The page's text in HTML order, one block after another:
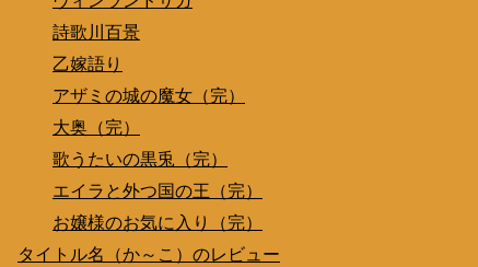
詩歌川百景
乙嫁語り
アザミの城の魔女（完）
大奥（完）
歌うたいの黒兎（完）
エイラと外つ国の王（完）
お嬢様のお気に入り（完）
タイトル名（か～こ）のレビュー